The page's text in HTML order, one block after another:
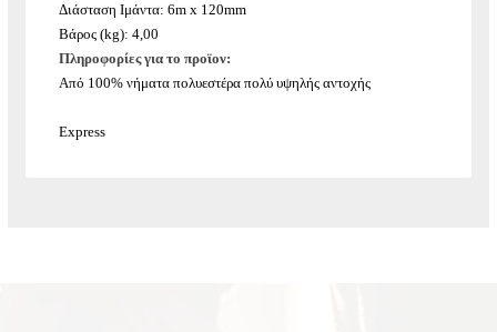
Διάσταση Ιμάντα: 6m x 120mm
Βάρος (kg): 4,00
Πληροφορίες για το προϊον:
Από 100% νήματα πολυεστέρα πολύ υψηλής αντοχής
Express